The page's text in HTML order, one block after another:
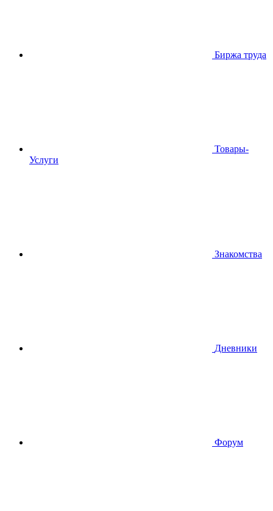
Биржа труда
Товары-
Услуги
Знакомства
Дневники
Форум